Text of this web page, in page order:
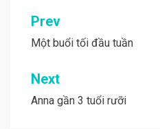
Post
navigation
Prev
Một buổi tối đầu tuần
Next
Anna gần 3 tuổi rưỡi